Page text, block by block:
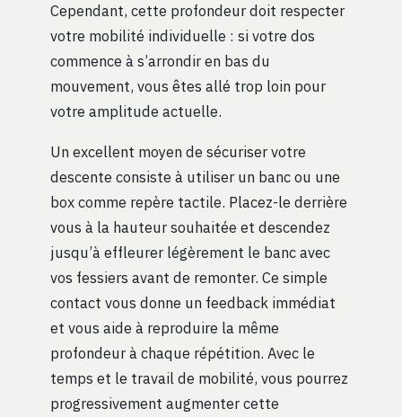
Cependant, cette profondeur doit respecter
votre mobilité individuelle : si votre dos
commence à s’arrondir en bas du
mouvement, vous êtes allé trop loin pour
votre amplitude actuelle.
Un excellent moyen de sécuriser votre
descente consiste à utiliser un banc ou une
box comme repère tactile. Placez-le derrière
vous à la hauteur souhaitée et descendez
jusqu’à effleurer légèrement le banc avec
vos fessiers avant de remonter. Ce simple
contact vous donne un feedback immédiat
et vous aide à reproduire la même
profondeur à chaque répétition. Avec le
temps et le travail de mobilité, vous pourrez
progressivement augmenter cette